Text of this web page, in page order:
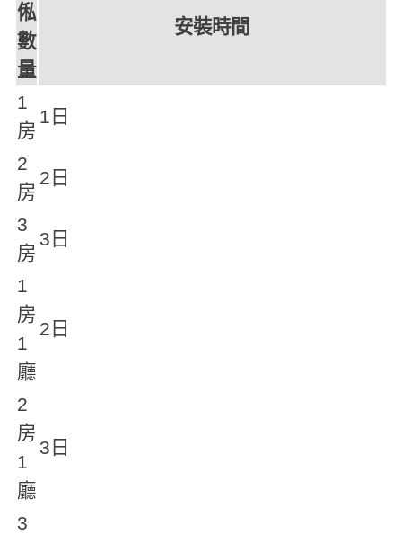
俬
數
量
安裝時間
1
房
1日
2
房
2日
3
房
3日
1
房
1
廳
2日
2
房
1
廳
3日
3